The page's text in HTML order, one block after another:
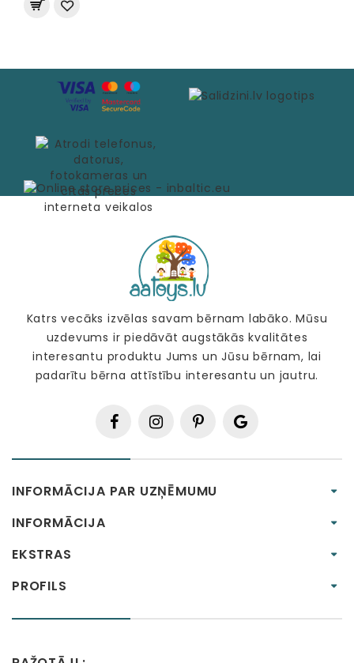
Katrs vecāks izvēlas savam bērnam labāko. Mūsu
uzdevums ir piedāvāt augstākās kvalitātes
interesantu produktu Jums un Jūsu bērnam, lai
padarītu bērna attīstību interesantu un jautru.
INFORMĀCIJA PAR UZŅĒMUMU
INFORMĀCIJA
EKSTRAS
PROFILS